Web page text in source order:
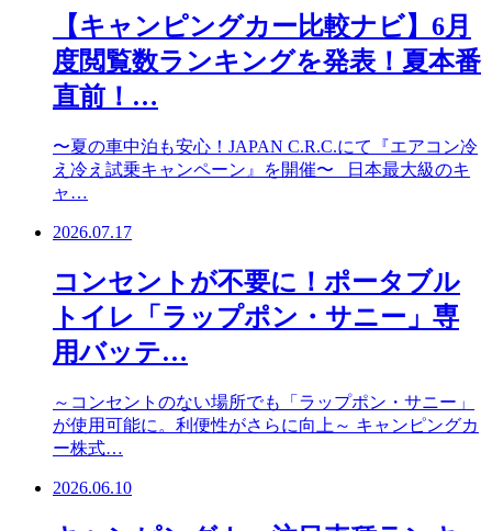
【キャンピングカー比較ナビ】6月
度閲覧数ランキングを発表！夏本番
直前！…
〜夏の車中泊も安心！JAPAN C.R.C.にて『エアコン冷
え冷え試乗キャンペーン』を開催〜 日本最大級のキ
ャ…
2026.07.17
コンセントが不要に！ポータブル
トイレ「ラップポン・サニー」専
用バッテ…
～コンセントのない場所でも「ラップポン・サニー」
が使用可能に。利便性がさらに向上～ キャンピングカ
ー株式…
2026.06.10